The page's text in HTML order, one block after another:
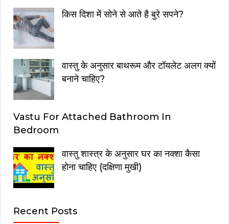
किस दिशा में सोने से आते है बुरे सपने?
वास्तु के अनुसार बाथरूम और टॉयलेट अलग क्यों
बनाने चाहिए?
Vastu For Attached Bathroom In
Bedroom
वास्तु शास्त्र के अनुसार घर का नक्शा कैसा
होना चाहिए (दक्षिणा मुखी)
Recent Posts